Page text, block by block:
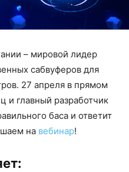
– мировой лидер
сабвуферов для
27 апреля в прямом
и главный разработчик
баса и ответит
на вебинар!